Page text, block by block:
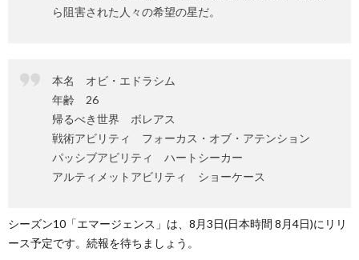
ら阻害された人々の希望の星だ。
本名 オビ・エドラシム
年齢 26
帰るべき世界 ボレアス
戦術アビリティ フォーカス・オブ・アテンション
パッシブアビリティ ハートシーカー
アルティメットアビリティ ショーケース
シーズン10「エマージェンス」は、8月3日(日本時間 8月4日)にリリ
ース予定です。続報を待ちましょう。